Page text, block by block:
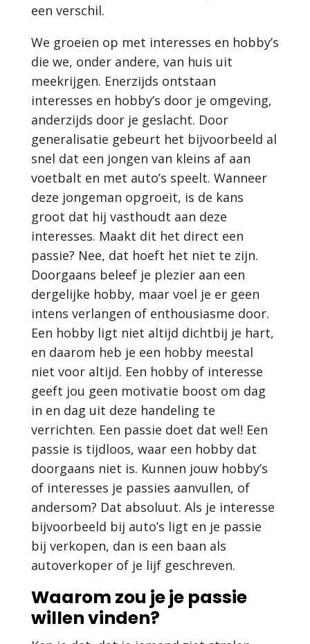
een verschil.
We groeien op met interesses en hobby’s
die we, onder andere, van huis uit
meekrijgen. Enerzijds ontstaan
interesses en hobby’s door je omgeving,
anderzijds door je geslacht. Door
generalisatie gebeurt het bijvoorbeeld al
snel dat een jongen van kleins af aan
voetbalt en met auto’s speelt. Wanneer
deze jongeman opgroeit, is de kans
groot dat hij vasthoudt aan deze
interesses. Maakt dit het direct een
passie? Nee, dat hoeft het niet te zijn.
Doorgaans beleef je plezier aan een
dergelijke hobby, maar voel je er geen
intens verlangen of enthousiasme door.
Een hobby ligt niet altijd dichtbij je hart,
en daarom heb je een hobby meestal
niet voor altijd. Een hobby of interesse
geeft jou geen motivatie boost om dag
in en dag uit deze handeling te
verrichten. Een passie doet dat wel! Een
passie is tijdloos, waar een hobby dat
doorgaans niet is. Kunnen jouw hobby’s
of interesses je passies aanvullen, of
andersom? Dat absoluut. Als je interesse
bijvoorbeeld bij auto’s ligt en je passie
bij verkopen, dan is een baan als
autoverkoper of je lijf geschreven.
Waarom zou je je passie
willen vinden?